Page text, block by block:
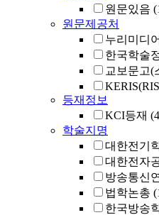
원문있음
원문제공처
누리미디
한국학술
교보문고(
등재정보
KCI등재
학술지명
대한전기
대한전자
방송통신
법학논총
한국방송